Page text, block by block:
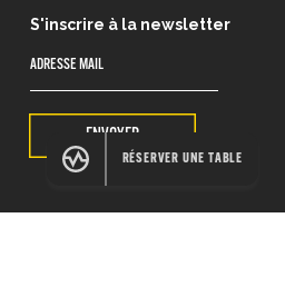
S'inscrire à la newsletter
ENVOYER
RÉSERVER UNE TABLE